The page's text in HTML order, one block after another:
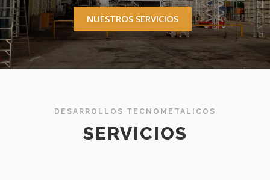
NUESTROS SERVICIOS
DESARROLLOS TECNOMETALICOS
SERVICIOS